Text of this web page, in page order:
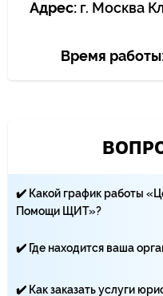
Адрес:г. Москва
Время
✔️ Какой график работы
Помощи ЩИТ»?
✔️ Где находится ваша
Москва, Климентовский
✔️ Как заказать услуги